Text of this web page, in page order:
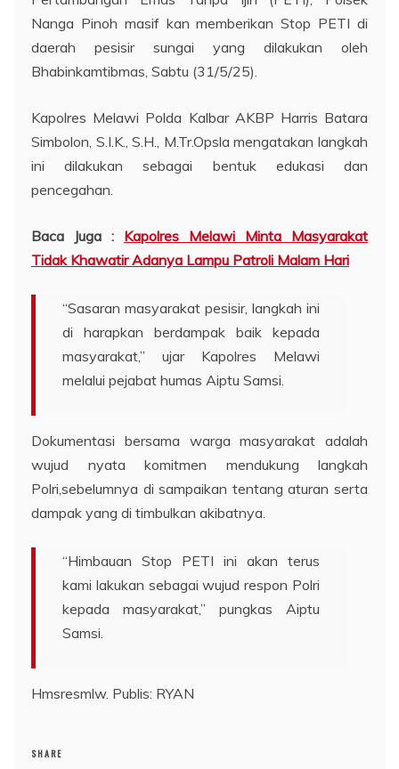
Nanga Pinoh masif kan memberikan Stop PETI di
daerah pesisir sungai yang dilakukan oleh
Bhabinkamtibmas, Sabtu (31/5/25).
Kapolres Melawi Polda Kalbar AKBP Harris Batara
Simbolon, S.I.K., S.H., M.Tr.Opsla mengatakan langkah
ini dilakukan sebagai bentuk edukasi dan
pencegahan.
Baca Juga : Kapolres Melawi Minta Masyarakat
Tidak Khawatir Adanya Lampu Patroli Malam Hari
“Sasaran masyarakat pesisir, langkah ini
di harapkan berdampak baik kepada
masyarakat,” ujar Kapolres Melawi
melalui pejabat humas Aiptu Samsi.
Dokumentasi bersama warga masyarakat adalah
wujud nyata komitmen mendukung langkah
Polri,sebelumnya di sampaikan tentang aturan serta
dampak yang di timbulkan akibatnya.
“Himbauan Stop PETI ini akan terus
kami lakukan sebagai wujud respon Polri
kepada masyarakat,” pungkas Aiptu
Samsi.
Hmsresmlw. Publis: RYAN
SHARE